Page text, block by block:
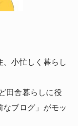
、小忙しく暮らし
田舎暮らしに役
ブログ」がモッ